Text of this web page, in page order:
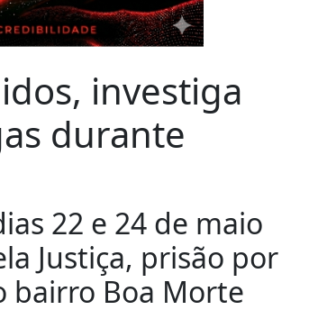
investiga
durante
22 e 24 de maio
Justiça, prisão por
bairro Boa Morte